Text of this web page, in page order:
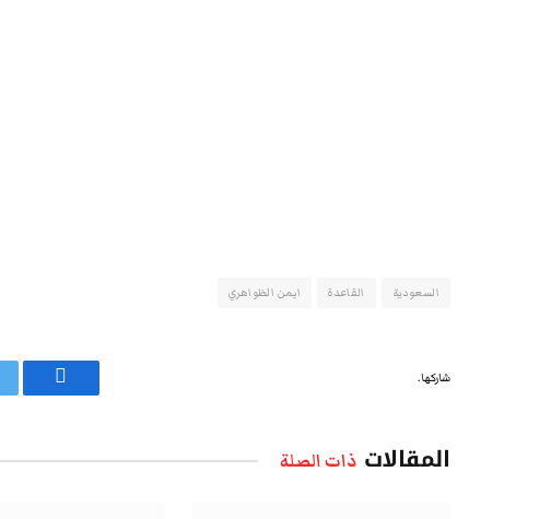
السعودية القاعدة ايمن الظواهري
شاركها.
فيسبوك
المقالات ذات الصلة